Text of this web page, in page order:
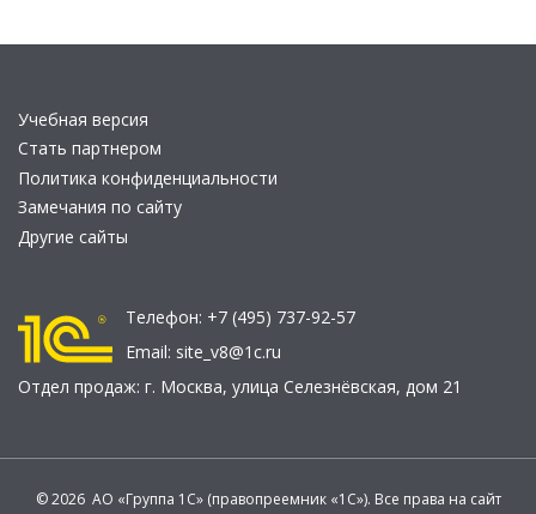
Учебная версия
Стать партнером
Политика конфиденциальности
Замечания по сайту
Другие сайты
Телефон: +7 (495) 737-92-57
Email: site_v8@1c.ru
Отдел продаж: г. Москва, улица Селезнёвская, дом 21
© 2026 АО «Группа 1С» (правопреемник «1С»). Все права на сайт